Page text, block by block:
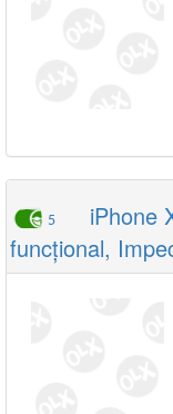
5
iPhone
funcțional,